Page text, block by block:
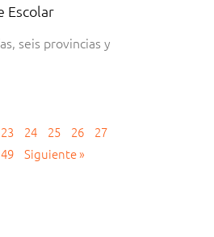
Escolar
seis provincias y
23 24 25 26 27
49 Siguiente »